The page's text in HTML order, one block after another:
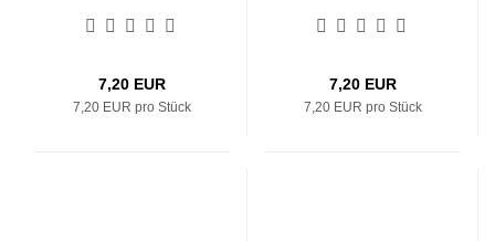
7,20 EUR
7,20 EUR pro Stück
7,20 EUR
7,20 EUR pro Stück